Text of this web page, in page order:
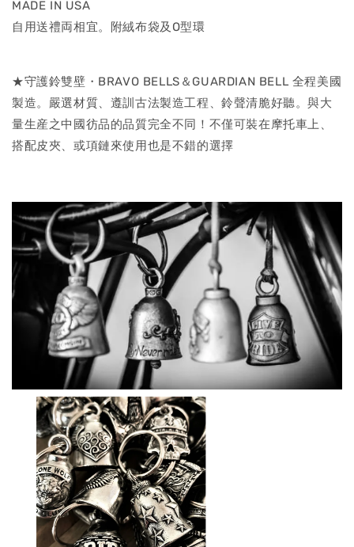
MADE IN USA
自用送禮両相宜。附絨布袋及O型環
★守護鈴雙壁・BRAVO BELLS＆GUARDIAN BELL 全程美國
製造。嚴選材質、遵訓古法製造工程、鈴聲清脆好聽。與大
量生産之中國彷品的品質完全不同！不僅可裝在摩托車上、
搭配皮夾、或項鏈來使用也是不錯的選擇